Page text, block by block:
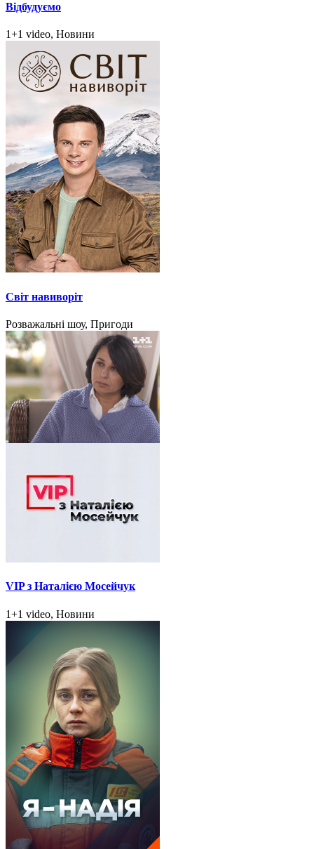
Відбудуємо
1+1 video, Новини
Світ навиворіт
Розважальні шоу, Пригоди
VIP з Наталією Мосейчук
1+1 video, Новини